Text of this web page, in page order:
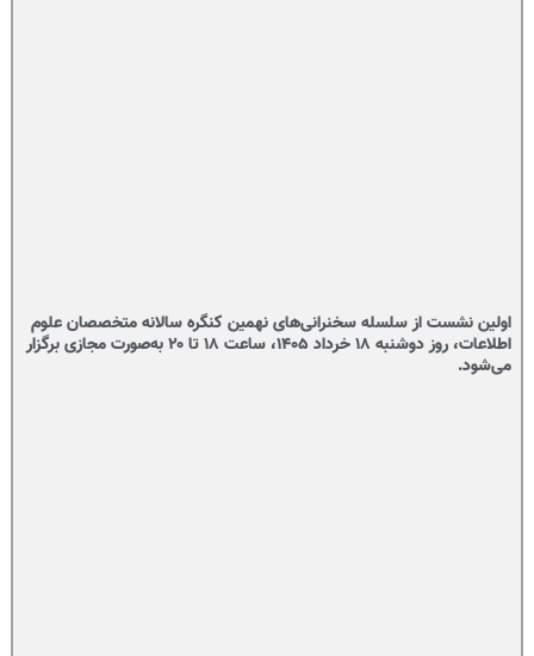
اولین نشست از سلسله سخنرانی‌های نهمین کنگره سالانه متخصصان علوم
اطلاعات، روز دوشنبه ۱۸ خرداد ۱۴۰۵، ساعت ۱۸ تا ۲۰ به‌صورت مجازی برگزار
می‌شود.